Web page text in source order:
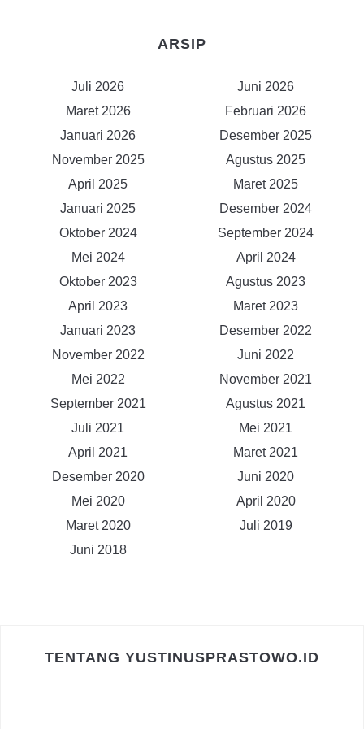
ARSIP
Juli 2026
Juni 2026
Maret 2026
Februari 2026
Januari 2026
Desember 2025
November 2025
Agustus 2025
April 2025
Maret 2025
Januari 2025
Desember 2024
Oktober 2024
September 2024
Mei 2024
April 2024
Oktober 2023
Agustus 2023
April 2023
Maret 2023
Januari 2023
Desember 2022
November 2022
Juni 2022
Mei 2022
November 2021
September 2021
Agustus 2021
Juli 2021
Mei 2021
April 2021
Maret 2021
Desember 2020
Juni 2020
Mei 2020
April 2020
Maret 2020
Juli 2019
Juni 2018
TENTANG YUSTINUSPRASTOWO.ID